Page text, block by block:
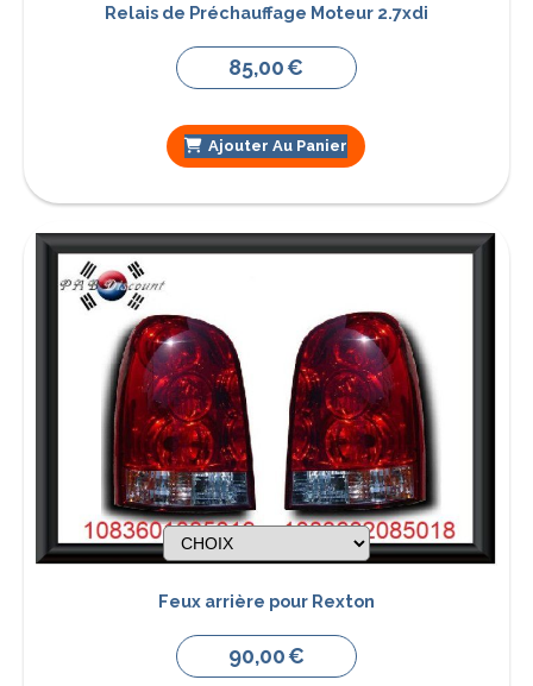
Relais de Préchauffage Moteur 2.7xdi
85,00€
Ajouter Au Panier
Feux arrière pour Rexton
90,00€